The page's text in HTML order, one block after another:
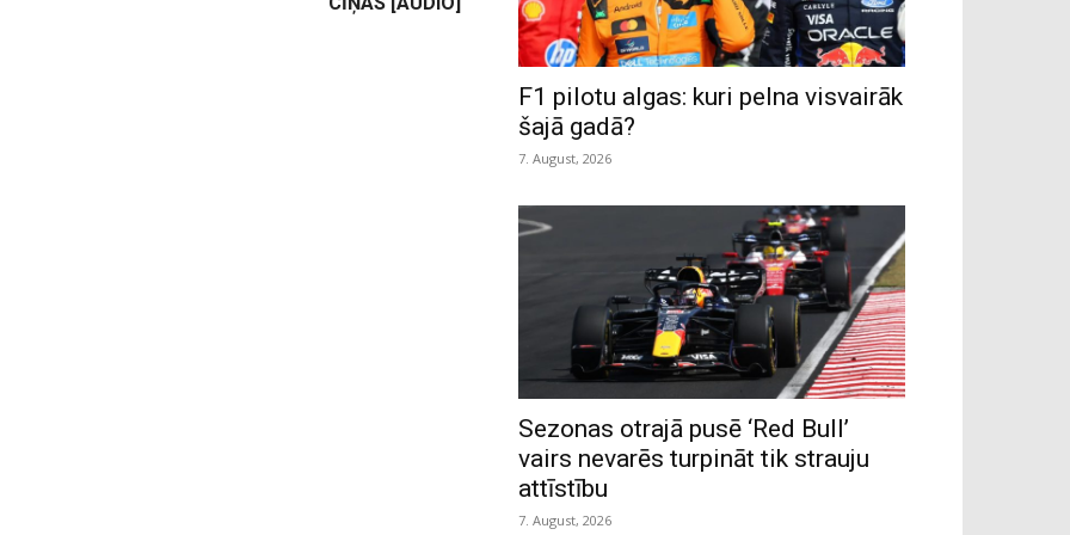
F1 pilotu algas: kuri pelna visvairāk
šajā gadā?
7. August, 2026
Sezonas otrajā pusē ‘Red Bull’
vairs nevarēs turpināt tik strauju
attīstību
7. August, 2026